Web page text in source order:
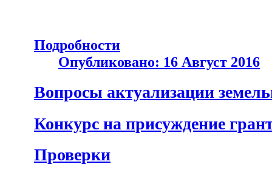
Подробности
Опубликовано: 16 Август 2016
Вопросы актуализации
Конкурс на присуждение
Проверки